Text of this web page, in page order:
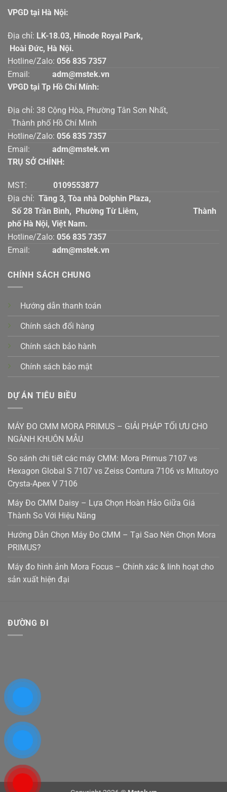
VPGD tại Hà Nội:
Địa chỉ: LK-18.03, Hinode Royal Park,
Hoài Đức, Hà Nội.
Hotline/Zalo: 056 835 7357
Email:
adm@mstek.vn
VPGD tại Tp Hồ Chí Mính:
Địa chỉ: 38 Cộng Hòa, Phường Tân Sơn Nhất,
Thành phố Hồ Chí Minh
Hotline/Zalo: 056 835 7357
Email:
adm@mstek.vn
TRỤ SỞ CHÍNH:
MST: 0109553877
Địa chỉ: Tầng 3, Tòa nhà Dolphin Plaza,
Số 28 Trần Bình, Phường Từ Liêm, Thành
phố Hà Nội, Việt Nam.
Hotline/Zalo: 056 835 7357
Email:
adm@mstek.vn
CHÍNH SÁCH CHUNG
Hướng dẫn thanh toán
Chính sách đổi hàng
Chính sách bảo hành
Chính sách bảo mật
DỰ ÁN TIÊU BIỀU
MÁY ĐO CMM MORA PRIMUS – GIẢI PHÁP TỐI ƯU CHO
NGÀNH KHUÔN MẪU
So sánh chi tiết các máy CMM: Mora Primus 7107 vs
Hexagon Global S 7107 vs Zeiss Contura 7106 vs Mitutoyo
Crysta-Apex V 7106
Máy Đo CMM Daisy – Lựa Chọn Hoàn Hảo Giữa Giá
Thành So Với Hiệu Năng
Hướng Dẫn Chọn Máy Đo CMM – Tại Sao Nên Chọn Mora
PRIMUS?
Máy đo hình ảnh Mora Focus – Chính xác & linh hoạt cho
sản xuất hiện đại
ĐƯỜNG ĐI